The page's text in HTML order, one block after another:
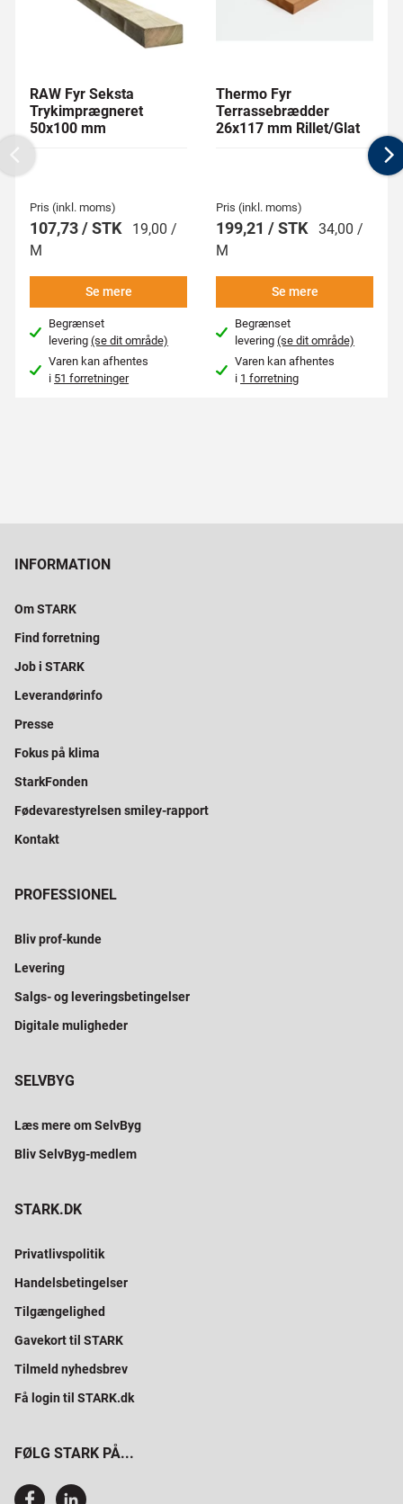
RAW Fyr Seksta
Trykimprægneret
50x100 mm
Pris (inkl. moms)
107,73 / STK
19,00 /
M
Se mere
Begrænset
levering(se dit område)
Varen kan afhentes
i 51 forretninger
Thermo Fyr
Terrassebrædder
26x117 mm Rillet/Glat
Pris (inkl. moms)
199,21 / STK 34,00 /
M
Se mere
Begrænset
levering(se dit område)
Varen kan afhentes
i 1 forretning
Previous
INFORMATION
Om STARK
Find forretning
Job i STARK
Leverandørinfo
Presse
Fokus på klima
StarkFonden
Fødevarestyrelsen smiley-rapport
Kontakt
PROFESSIONEL
Bliv prof-kunde
Levering
Salgs- og leveringsbetingelser
Digitale muligheder
SELVBYG
Læs mere om SelvByg
Bliv SelvByg-medlem
STARK.DK
Privatlivspolitik
Handelsbetingelser
Tilgængelighed
Gavekort til STARK
Tilmeld nyhedsbrev
Få login til STARK.dk
FØLG STARK PÅ...